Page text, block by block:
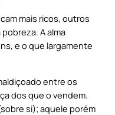
mais ricos, outros
A alma
e o que largamente
entre os
dos que o vendem.
si); aquele porém